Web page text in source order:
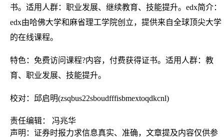
书。适用人群：职业发展、继续教育、技能提升。edx简介：
edx由哈佛大学和麻省理工学院创立，提供来自全球顶尖大学
的在线课程。
特色：免费访问课程?内容，付费获得证书。适用人群：教
育、职业发展、技能提升。
校对：邱启明(zsqbus22sboudfffisbmextoqdkcnl)
责任编辑： 冯兆华
声明：证券时报力求信息真实、准确，文章提及内容仅供参